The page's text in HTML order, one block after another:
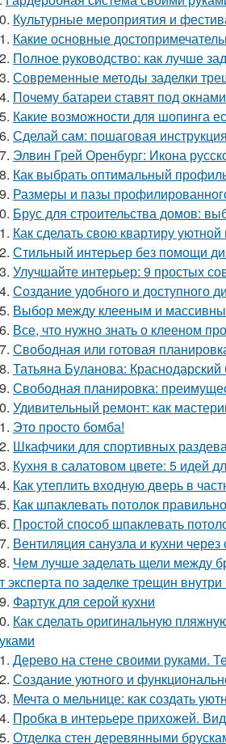
Культурные мероприятия и
Какие основные
Полное руководство: как лучше
Современные методы заделки
Почему батареи ставят под
Какие возможности для шопинга
Сделай сам: пошаговая
Элвин Грей Оренбург: Икона
Как выбрать оптимальный
Размеры и пазы
Брус для строительства домов:
Как сделать свою квартиру
Стильный интерьер без помощи
Улучшайте интерьер: 9 простых
Создание удобного и доступного
Выбор между клееным и
Все, что нужно знать о клееном
Свободная или готовая
Татьяна Буланова:
Свободная планировка:
Удивительный ремонт: как
Это просто бомба!
Шкафчики для спортивных
Кухня в салатовом цвете: 5 идей
Как утеплить входную дверь в
Как шпаклевать потолок
Простой способ шпаклевать
Вентиляция санузла и кухни
Чем лучше заделать щели между
эксперта по заделке трещин
Фартук для серой кухни
Как сделать оригинальную
Дерево на стене своими руками.
Создание уютного и
Мечта о мельнице: как создать
Пробка в интерьере прихожей.
Отделка стен деревянными